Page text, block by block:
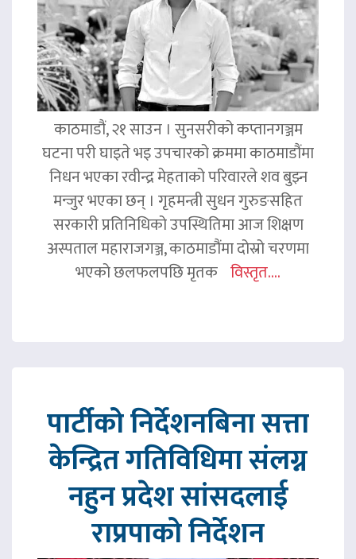
काठमाडौं, २१ साउन । सुनसरीको कप्तानगञ्जम
घटना परी घाइते भइ उपचारको क्रममा काठमाडौंमा
निधन भएका रवीन्द्र मेहताको परिवारले शव बुझ्न
मन्जुर भएका छन् । गृहमन्त्री सुधन गुरुङसहित
सरकारी प्रतिनिधिको उपस्थितिमा आज शिक्षण
अस्पताल महाराजगञ्ज, काठमाडौंमा दोस्रो चरणमा
भएको छलफलपछि मृतक विस्तृत....
पार्टीको निर्देशनबिना सत्ता
केन्द्रित गतिविधिमा संलग्न
नहुन प्रदेश सांसदलाई
राप्रपाको निर्देशन